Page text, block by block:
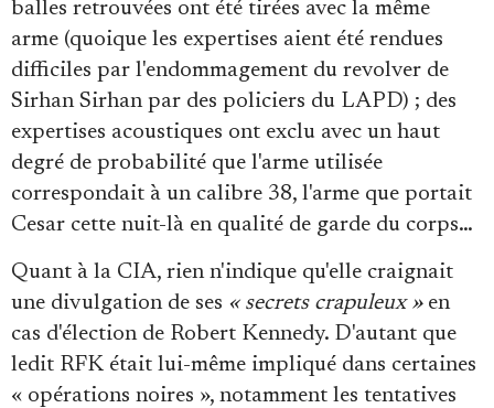
balles retrouvées ont été tirées avec la même
arme (quoique les expertises aient été rendues
difficiles par l'endommagement du revolver de
Sirhan Sirhan par des policiers du LAPD) ; des
expertises acoustiques ont exclu avec un haut
degré de probabilité que l'arme utilisée
correspondait à un calibre 38, l'arme que portait
Cesar cette nuit-là en qualité de garde du corps…
Quant à la CIA, rien n'indique qu'elle craignait
une divulgation de ses « secrets crapuleux » en
cas d'élection de Robert Kennedy. D'autant que
ledit RFK était lui-même impliqué dans certaines
« opérations noires », notamment les tentatives